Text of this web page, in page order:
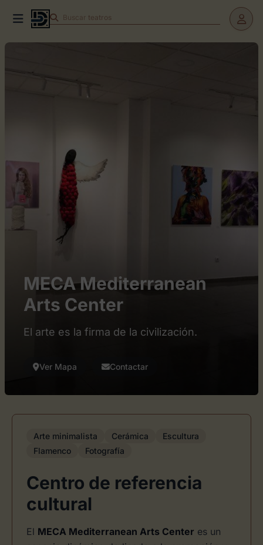
Buscar teatros
MECA Mediterranean
Arts Center
El arte es la firma de la civilización.
Ver Mapa Contactar
Arte minimalista Cerámica
Escultura
Flamenco
Fotografía
Centro de referencia
cultural
El MECA Mediterranean Arts Center es un